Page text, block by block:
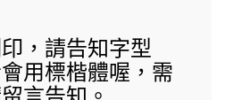
，請告知字型
用標楷體喔，需